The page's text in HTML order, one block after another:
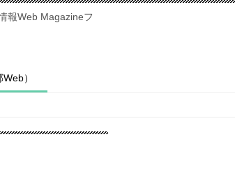
報Web Magazineフ
）